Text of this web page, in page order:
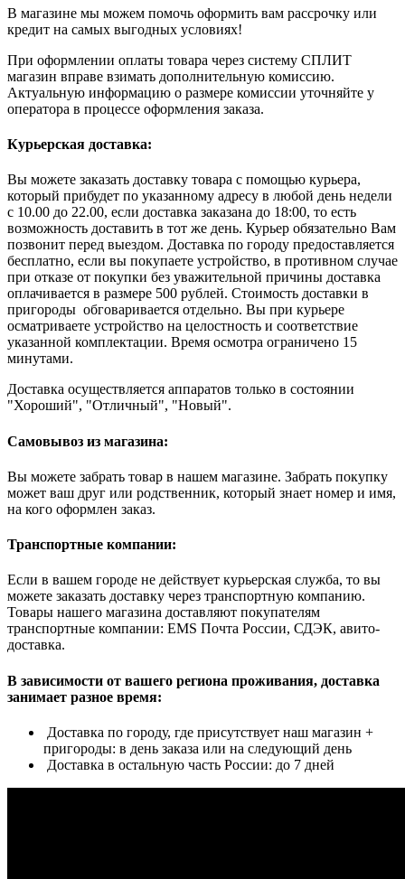
В магазине мы можем помочь оформить вам рассрочку или
кредит на самых выгодных условиях!
При оформлении оплаты товара через систему СПЛИТ
магазин вправе взимать дополнительную комиссию.
Актуальную информацию о размере комиссии уточняйте у
оператора в процессе оформления заказа.
Курьерская доставка:
Вы можете заказать доставку товара с помощью курьера,
который прибудет по указанному адресу в любой день недели
с 10.00 до 22.00, если доставка заказана до 18:00, то есть
возможность доставить в тот же день. Курьер обязательно Вам
позвонит перед выездом. Доставка по городу предоставляется
бесплатно, если вы покупаете устройство, в противном случае
при отказе от покупки без уважительной причины доставка
оплачивается в размере 500 рублей. Стоимость доставки в
пригороды обговаривается отдельно. Вы при курьере
осматриваете устройство на целостность и соответствие
указанной комплектации. Время осмотра ограничено 15
минутами.
Доставка осуществляется аппаратов только в состоянии
"Хороший", "Отличный", "Новый".
Самовывоз из магазина:
Вы можете забрать товар в нашем магазине. Забрать покупку
может ваш друг или родственник, который знает номер и имя,
на кого оформлен заказ.
Транспортные компании:
Если в вашем городе не действует курьерская служба, то вы
можете заказать доставку через транспортную компанию.
Товары нашего магазина доставляют покупателям
транспортные компании: EMS Почта России, СДЭК, авито-
доставка.
В зависимости от вашего региона проживания, доставка
занимает разное время:
Доставка по городу, где присутствует наш магазин +
пригороды: в день заказа или на следующий день
Доставка в остальную часть России: до 7 дней